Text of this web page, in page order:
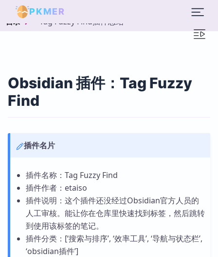
PKMER
目录 Tag Fuzzy Find插件总结
Obsidian 插件：Tag Fuzzy
Find
插件名片
插件名称：Tag Fuzzy Find
插件作者：etaiso
插件说明：这个插件还没经过Obsidian官方人员的
人工审核。能让你在仓库里快速找到标签，然后跳转
到使用该标签的笔记。
插件分类：[‘搜索与排序’, ‘效率工具’, ‘导航与状态栏’,
‘obsidian插件’]